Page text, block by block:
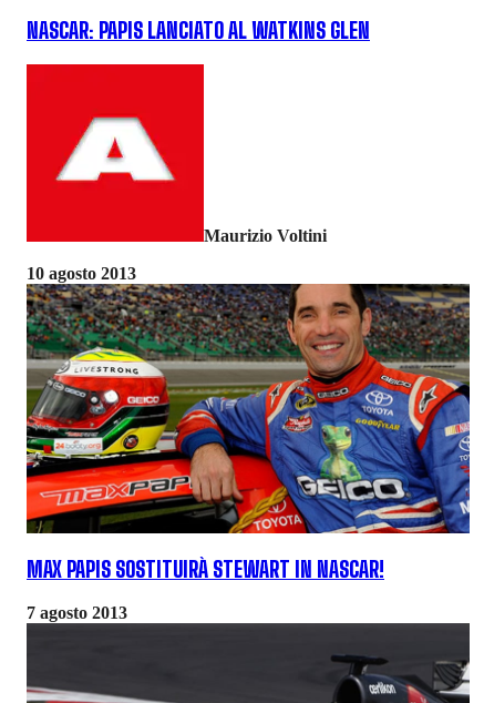
NASCAR: PAPIS LANCIATO AL WATKINS GLEN
Maurizio Voltini
10 agosto 2013
MAX PAPIS SOSTITUIRÀ STEWART IN NASCAR!
7 agosto 2013